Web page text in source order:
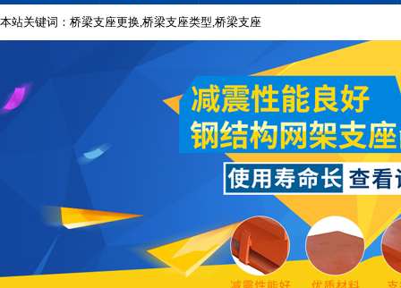
本站关键词：桥梁支座更换,桥梁支座类型,桥梁支座